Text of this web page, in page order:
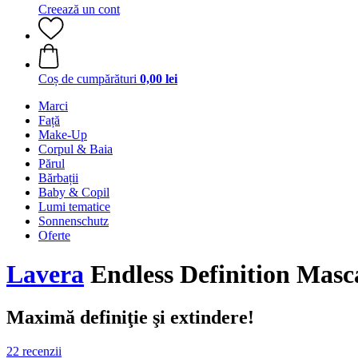
Creează un cont
Coș de cumpărături 0,00 lei
Marci
Față
Make-Up
Corpul & Baia
Părul
Bărbații
Baby & Copil
Lumi tematice
Sonnenschutz
Oferte
Lavera Endless Definition
Maximă definiţie şi extindere!
22 recenzii